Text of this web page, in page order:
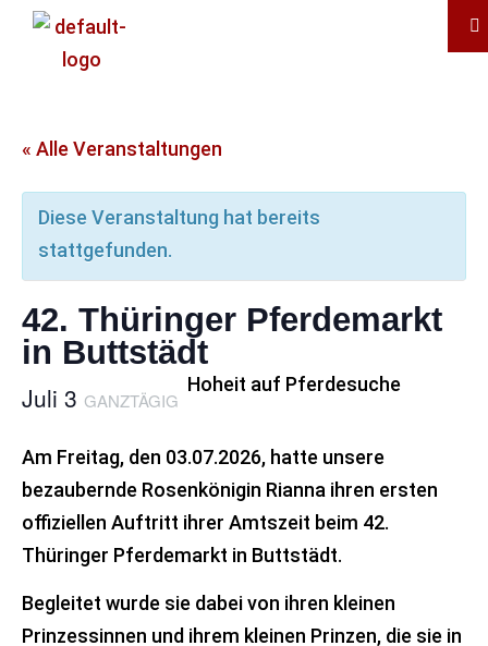
« Alle Veranstaltungen
Diese Veranstaltung hat bereits
stattgefunden.
42. Thüringer Pferdemarkt
in Buttstädt
Juli 3 GANZTÄGIG
Hoheit auf Pferdesuche
Am Freitag, den 03.07.2026, hatte unsere
bezaubernde Rosenkönigin Rianna ihren ersten
offiziellen Auftritt ihrer Amtszeit beim 42.
Thüringer Pferdemarkt in Buttstädt.
Begleitet wurde sie dabei von ihren kleinen
Prinzessinnen und ihrem kleinen Prinzen, die sie in